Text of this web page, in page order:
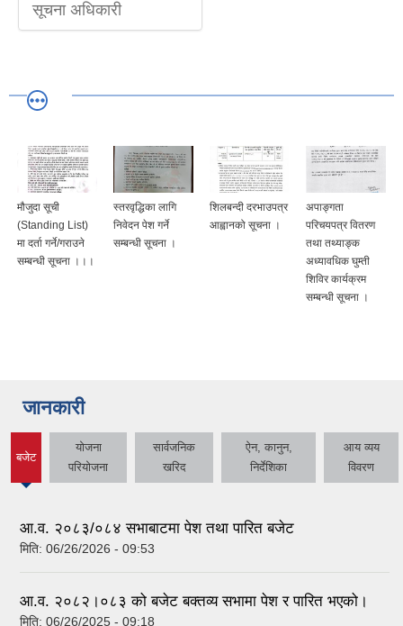
सूचना अधिकारी
मौजुदा सूची
(Standing List)
मा दर्ता गर्ने/गराउने
सम्बन्धी सूचना ।।।
स्तरवृद्धिका लागि
निवेदन पेश गर्ने
सम्बन्धी सूचना ।
शिलबन्दी दरभाउपत्र
आह्वानको सूचना ।
अपाङ्गता
परिचयपत्र वितरण
तथा तथ्याङ्क
अध्यावधिक घुम्ती
शिविर कार्यक्रम
सम्बन्धी सूचना ।
जानकारी
बजेट
tab)
योजना
परियोजना
सार्वजनिक
खरिद
ऐन, कानुन,
निर्देशिका
आय व्यय
विवरण
आ.व. २०८३/०८४ सभाबाटमा पेश तथा पारित बजेट
मिति: 06/26/2026 - 09:53
आ‍.व. २०८२।०८३ को बजेट बक्तव्य सभामा पेश र पारित भएको।
मिति: 06/26/2025 - 09:18